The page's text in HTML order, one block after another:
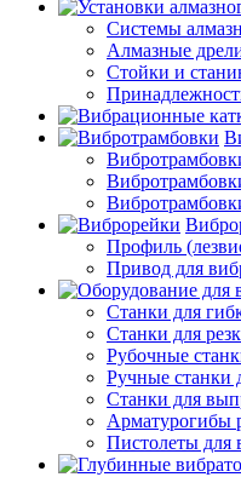
Системы
Алмазные
Стойки и
Профиль
Привод для
Станки для
Станки для
Рубочные
Ручные станки
Станки для
Арматурогибы
Пистолеты для